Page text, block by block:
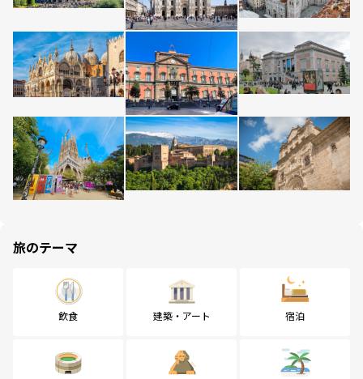
旅のテーマ
飲食 建築・アート 宿泊